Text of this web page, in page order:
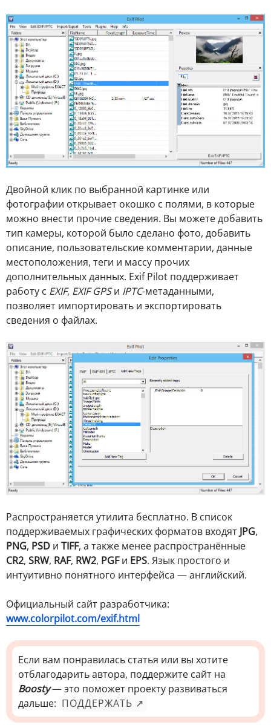
Двойной клик по выбранной картинке или
фотографии открывает окошко с полями, в которые
можно внести прочие сведения. Вы можете добавить
тип камеры, которой было сделано фото, добавить
описание, пользовательские комментарии, данные
местоположения, теги и массу прочих
дополнительных данных. Exif Pilot поддерживает
работу с EXIF, EXIF GPSи IPTC-метаданными,
позволяет импортировать и экспортировать
сведения о файлах.
Распространяется утилита бесплатно. В список
поддерживаемых графических форматов входят JPG,
PNG, PSD и TIFF, а также менее распространённые
CR2, SRW, RAF, RW2, PGFи EPS. Язык простого и
интуитивно понятного интерфейса — английский.
Официальный сайт разработчика:
www.colorpilot.com/exif.html
Если вам понравилась статья или вы хотите
отблагодарить автора, поддержите сайт на
Boosty— это поможет проекту развиваться
дальше: ПОДДЕРЖАТЬ ↗